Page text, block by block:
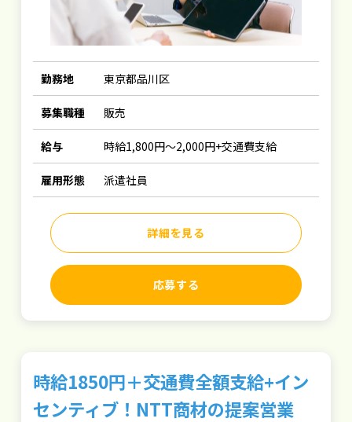
勤務地 東京都品川区
募集職種 販売
給与 時給1,800円～2,000円+交通費支給
雇用形態 派遣社員
詳細を見る
応募する
時給1850円＋交通費全額支給+イン
センティブ！NTT商材の提案営業